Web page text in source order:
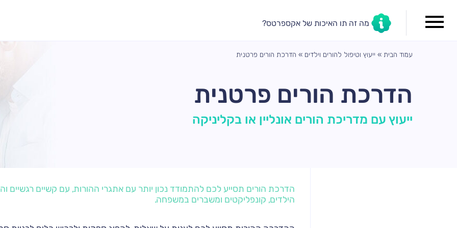
מה זה תו האיכות של אקספרטס?
עמוד הבית » ייעוץ וטיפול להורים וילדים » הדרכת הורים פרטנית
הדרכת הורים פרטנית
ייעוץ עם מדריכת הורים אונליין או בקליניקה
הדרכת הורים תסייע לכם להתמודד נכון יותר עם אתגרי ההורות, עם קשיים רגשיים
הילדים, קונפליקטים ומשברים במשפחה.